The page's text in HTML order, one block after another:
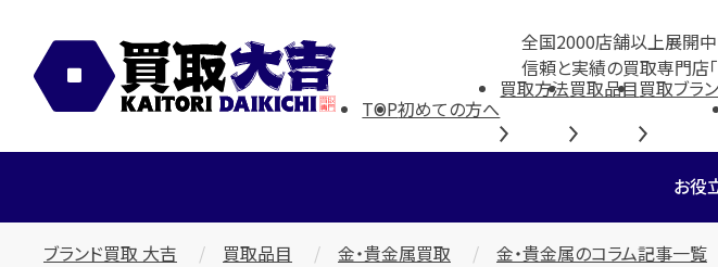
全国2000店舗以上展開中
信頼と実績の買取専門店
TOP初めての方へ
買取方法買取品目買取ブラ
お役
ブランド買取 大吉 買取品目 金・貴金属買取 金・貴金属のコラム記事一覧